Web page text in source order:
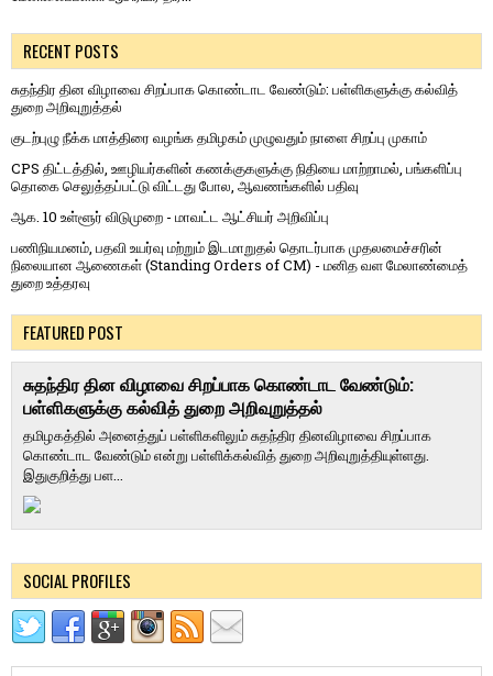
RECENT POSTS
சுதந்திர தின விழாவை சிறப்பாக கொண்டாட வேண்டும்: பள்ளிகளுக்கு கல்வித்
துறை அறிவுறுத்தல்
குடற்புழு நீக்க மாத்திரை வழங்க தமிழகம் முழுவதும் நாளை சிறப்பு முகாம்
CPS திட்டத்தில், ஊழியர்களின் கணக்குகளுக்கு நிதியை மாற்றாமல், பங்களிப்பு
தொகை செலுத்தப்பட்டு விட்டது போல, ஆவணங்களில் பதிவு
ஆக. 10 உள்ளூர் விடுமுறை - மாவட்ட ஆட்சியர் அறிவிப்பு
பணிநியமனம், பதவி உயர்வு மற்றும் இடமாறுதல் தொடர்பாக முதலமைச்சரின்
நிலையான ஆணைகள் (Standing Orders of CM) - மனித வள மேலாண்மைத்
துறை உத்தரவு
FEATURED POST
சுதந்திர தின விழாவை சிறப்பாக கொண்டாட வேண்டும்:
பள்ளிகளுக்கு கல்வித் துறை அறிவுறுத்தல்
தமிழகத்தில் அனைத்துப் பள்ளிகளிலும் சுதந்திர தினவிழாவை சிறப்பாக
கொண்டாட வேண்டும் என்று பள்ளிக்கல்வித் துறை அறிவுறுத்தியுள்ளது.
இதுகுறித்து பள...
SOCIAL PROFILES